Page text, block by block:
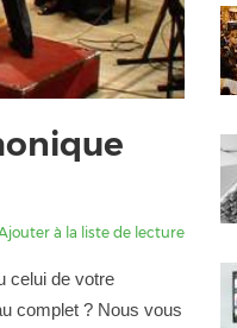
à la liste de lecture
celui de votre
complet ? Nous vous